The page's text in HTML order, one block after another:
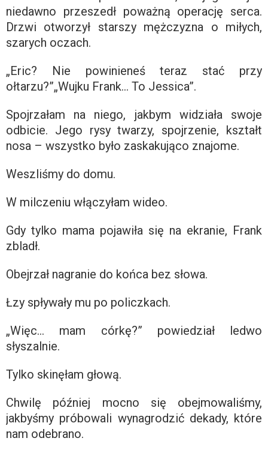
niedawno przeszedł poważną operację serca.
Drzwi otworzył starszy mężczyzna o miłych,
szarych oczach.
„Eric? Nie powinieneś teraz stać przy
ołtarzu?”„Wujku Frank… To Jessica”.
Spojrzałam na niego, jakbym widziała swoje
odbicie. Jego rysy twarzy, spojrzenie, kształt
nosa – wszystko było zaskakująco znajome.
Weszliśmy do domu.
W milczeniu włączyłam wideo.
Gdy tylko mama pojawiła się na ekranie, Frank
zbladł.
Obejrzał nagranie do końca bez słowa.
Łzy spływały mu po policzkach.
„Więc… mam córkę?” powiedział ledwo
słyszalnie.
Tylko skinęłam głową.
Chwilę później mocno się obejmowaliśmy,
jakbyśmy próbowali wynagrodzić dekady, które
nam odebrano.